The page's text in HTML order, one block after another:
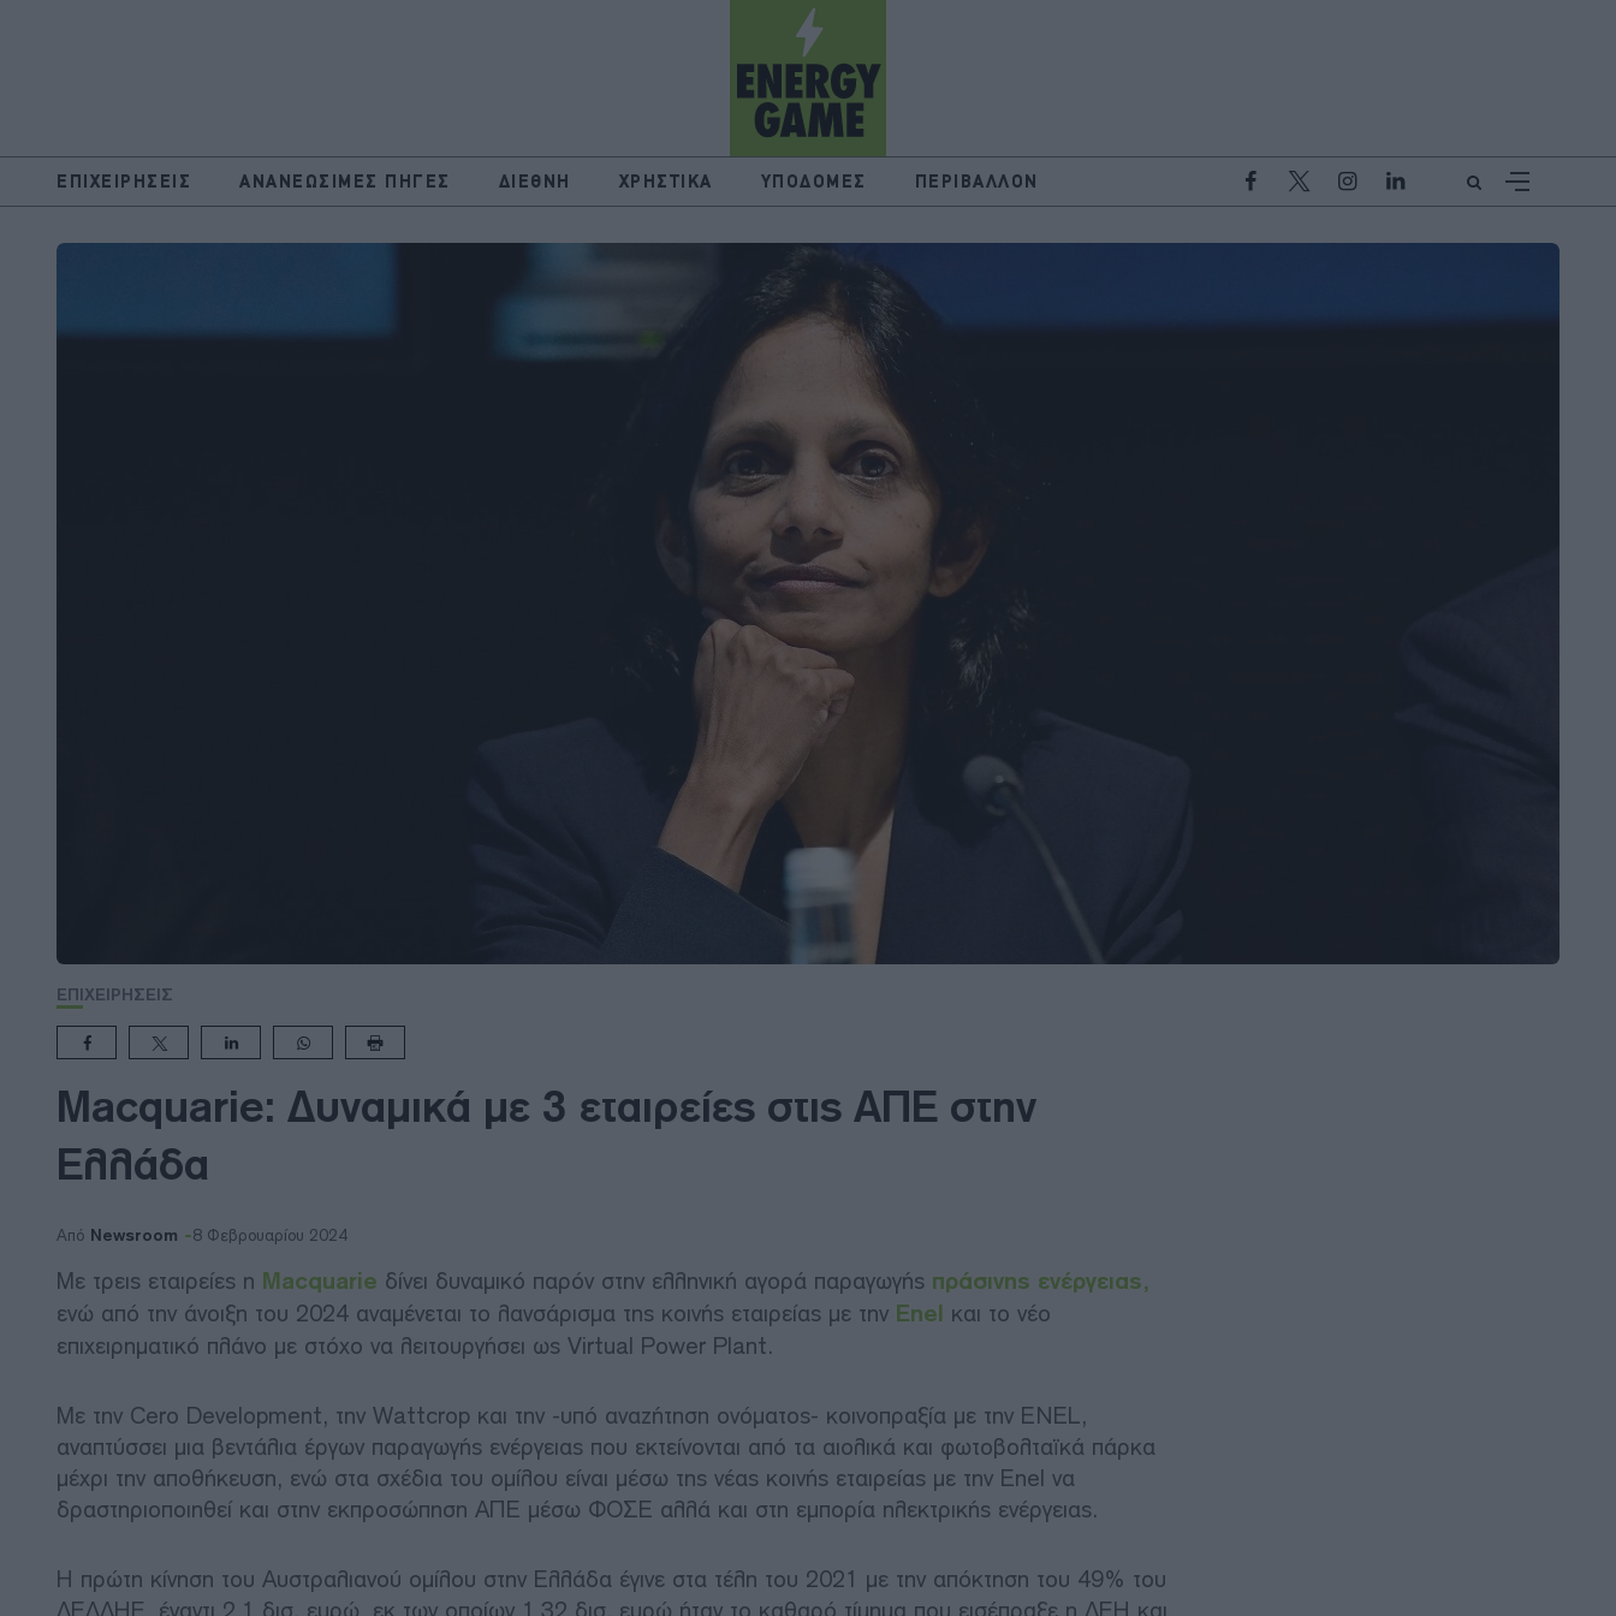
ΕΠΙΧΕΙΡΗΣΕΙΣ ΑΝΑΝΕΩΣΙΜΕΣ ΠΗΓΕΣ ΔΙΕΘΝΗ ΧΡΗΣΤΙΚΑ ΥΠΟΔΟΜΕΣ ΠΕΡΙΒΑΛΛΟΝ
ΕΠΙΧΕΙΡΗΣΕΙΣ
Macquarie: Δυναμικά με 3 εταιρείες στις ΑΠΕ στην
Ελλάδα
Από Newsroom 8 Φεβρουαρίου 2024
Με τρεις εταιρείες η Macquarie δίνει δυναμικό παρόν στην ελληνική αγορά παραγωγής πράσινης ενέργειας,
ενώ από την άνοιξη του 2024 αναμένεται το λανσάρισμα της κοινής εταιρείας με την Enel και το νέο
επιχειρηματικό πλάνο με στόχο να λειτουργήσει ως Virtual Power Plant.
Με την Cero Development, την Wattcrop και την -υπό αναζήτηση ονόματος- κοινοπραξία με την ENEL,
αναπτύσσει μια βεντάλια έργων παραγωγής ενέργειας που εκτείνονται από τα αιολικά και φωτοβολταϊκά πάρκα
μέχρι την αποθήκευση, ενώ στα σχέδια του ομίλου είναι μέσω της νέας κοινής εταιρείας με την Enel να
δραστηριοποιηθεί και στην εκπροσώπηση ΑΠΕ μέσω ΦΟΣΕ αλλά και στη εμπορία ηλεκτρικής ενέργειας.
Η πρώτη κίνηση του Αυστραλιανού ομίλου στην Ελλάδα έγινε στα τέλη του 2021 με την απόκτηση του 49% του
ΔΕΔΔΗΕ, έναντι 2,1 δισ. ευρώ, εκ των οποίων 1,32 δισ. ευρώ ήταν το καθαρό τίμημα που εισέπραξε η ΔΕΗ και